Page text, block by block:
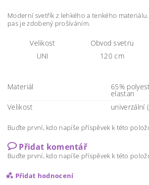
Moderní svetřík z lehkého a tenkého
pas je zdobený prošíváním.
Velikost Obvod svetru
UNI
120 cm
Materiál 65%
elastan
Velikost
univerzální
Buďte první, kdo napíše příspěvek k této
Přidat komentář
Buďte první, kdo napíše příspěvek k této
Přidat hodnocení